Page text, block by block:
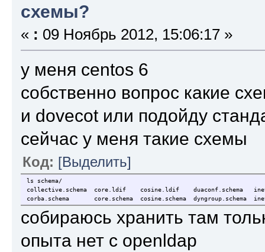
схемы?
« : 09 Ноябрь 2012, 15:06:17 »
у меня centos 6
собственно вопрос какие
и dovecot или подойду
сейчас у меня такие схемы
Код: [Выделить]
ls schema/
collective.schema core.ldif cosine.ldif duaconf.schema
corba.schema core.schema cosine.schema dyngroup.schema
собираюсь хранить там
опыта нет с openldap